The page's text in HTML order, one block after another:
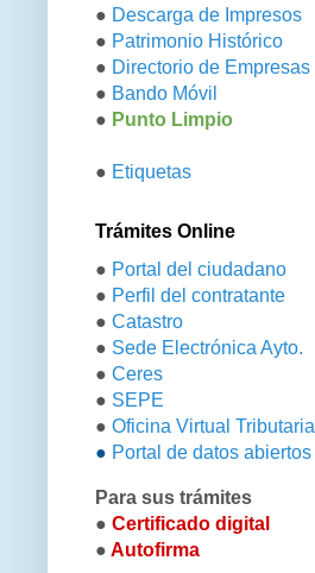
● Descarga de Impresos
● Patrimonio Histórico
● Directorio de Empresas
● Bando Móvil
● Punto Limpio
● Etiquetas
Trámites Online
● Portal del ciudadano
● Perfil del contratante
● Catastro
● Sede Electrónica Ayto.
● Ceres
● SEPE
● Oficina Virtual Tributaria
● Portal de datos abiertos
Para sus trámites
● Certificado digital
● Autofirma